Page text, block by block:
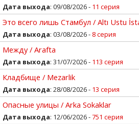
Дата выхода: 09/08/2026 - 11 серия
Это всего лишь Стамбул / Altı Ustu
Дата выхода: 03/08/2026 - 8 серия
Между / Arafta
Дата выхода: 31/07/2026 - 113 серия
Кладбище / Mezarlik
Дата выхода: 28/08/2026 - 13 серия
Опасные улицы / Arka Sokaklar
Дата выхода: 12/06/2026 -751 серия